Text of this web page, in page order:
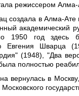
режиссером
создала в
1950 год здесь
Евгения Шварца
(1948), "Два
полностью
вернулась в
Московского